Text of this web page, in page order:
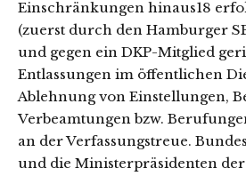
Einschränkungen hinaus18
(zuerst durch den Hamburger
und gegen ein DKP-Mitglied
Entlassungen im öffentlichen
Ablehnung von Einstellungen,
Verbeamtungen bzw.
an der Verfassungstreue.
und die Ministerpräsidenten